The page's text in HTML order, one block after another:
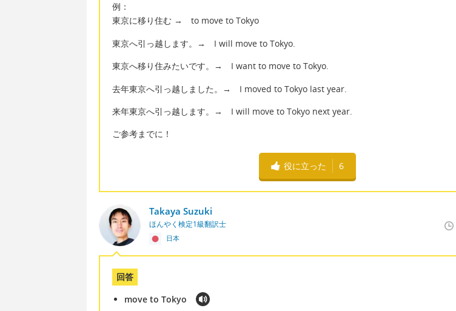
例：
東京に移り住む → to move to Tokyo
東京へ引っ越します。→ I will move to Tokyo.
東京へ移り住みたいです。→ I want to move to Tokyo.
去年東京へ引っ越しました。→ I moved to Tokyo last year.
来年東京へ引っ越します。→ I will move to Tokyo next year.
ご参考までに！
役に立った 6
Takaya Suzuki
ほんやく検定1級翻訳士
日本
回答
move to Tokyo